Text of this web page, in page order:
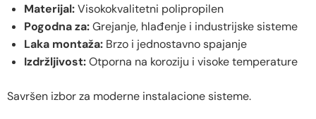
Materijal:Visokokvalitetni polipropilen
Pogodna za:Grejanje, hlađenje i industrijske sisteme
Laka montaža: Brzo i jednostavno spajanje
Izdržljivost:Otporna na koroziju i visoke temperature
Savršen izbor za moderne instalacione sisteme.